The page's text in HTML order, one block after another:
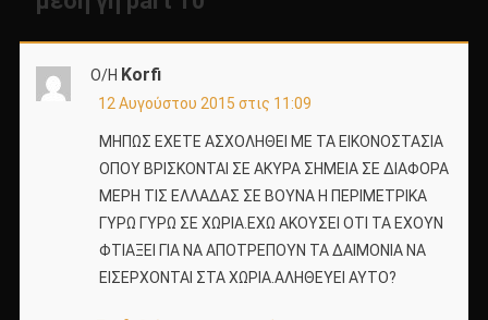
Ο/Η Korfi
12 Αυγούστου 2015 στις 11:09
ΜΗΠΩΣ ΕΧΕΤΕ ΑΣΧΟΛΗΘΕΙ ΜΕ ΤΑ ΕΙΚΟΝΟΣΤΑΣΙΑ
ΟΠΟΥ ΒΡΙΣΚΟΝΤΑΙ ΣΕ ΑΚΥΡΑ ΣΗΜΕΙΑ ΣΕ ΔΙΑΦΟΡΑ
ΜΕΡΗ ΤΙΣ ΕΛΛΑΔΑΣ ΣΕ ΒΟΥΝΑ Η ΠΕΡΙΜΕΤΡΙΚΑ
ΓΥΡΩ ΓΥΡΩ ΣΕ ΧΩΡΙΑ.ΕΧΩ ΑΚΟΥΣΕΙ ΟΤΙ ΤΑ ΕΧΟΥΝ
ΦΤΙΑΞΕΙ ΓΙΑ ΝΑ ΑΠΟΤΡΕΠΟΥΝ ΤΑ ΔΑΙΜΟΝΙΑ ΝΑ
ΕΙΣΕΡΧΟΝΤΑΙ ΣΤΑ ΧΩΡΙΑ.ΑΛΗΘΕΥΕΙ ΑΥΤΟ?